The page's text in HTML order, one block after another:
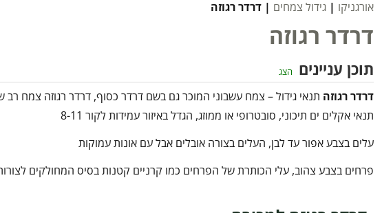
אורגניקו | גידול צמחים | דרדר רגוזה
דרדר רגוזה
תוכן עניינים הצג
דרדר רגוזה תנאי גידול – צמח עשבוני המוכר גם בשם דרדר כסוף, דרדר רגוזה צמח
תנאי אקלים ים תיכוני, סובטרופי או ממוזג, הגדל באיזור עמידות לקור 8-11
עלים בצבע אפור עד לבן, העלים בצורה אובלים אבל עם אונות עמוקות
פרחים בצבע צהוב, עלי הכותרת של הפרחים כמו קרניים קטנות בסיס המחולקים